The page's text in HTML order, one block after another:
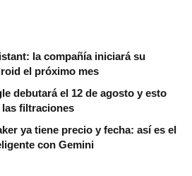
la compañía iniciará su
el próximo mes
debutará el 12 de agosto y esto
filtraciones
ya tiene precio y fecha: así es el
con Gemini